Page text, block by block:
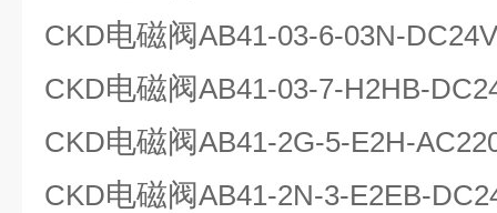
CKD电磁阀AB41-03-6-03N-DC24V
CKD电磁阀AB41-03-7-H2HB-
CKD电磁阀AB41-2G-5-E2H-
CKD电磁阀AB41-2N-3-E2EB-